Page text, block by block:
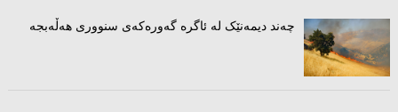
چەند دیمەنێک لە ئاگرە گەورەکەى سنوورى هەڵەبجە